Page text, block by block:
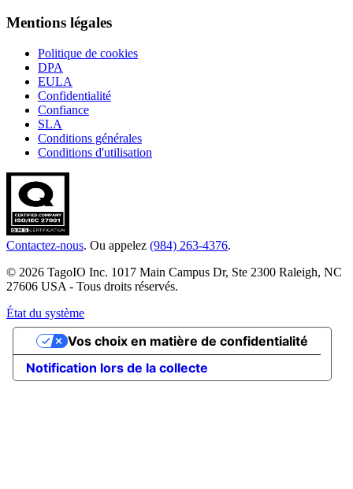
Mentions légales
Politique de cookies
DPA
EULA
Confidentialité
Confiance
SLA
Conditions générales
Conditions d'utilisation
Contactez-nous. Ou appelez (984) 263-4376.
© 2026 TagoIO Inc. 1017 Main Campus Dr, Ste 2300 Raleigh, NC
27606 USA - Tous droits réservés.
État du système
Notification lors de la collecte
Vos choix en matière de confidentialité